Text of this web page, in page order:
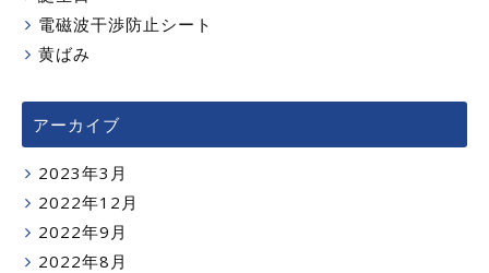
電磁波干渉防止シート
黄ばみ
アーカイブ
2023年3月
2022年12月
2022年9月
2022年8月